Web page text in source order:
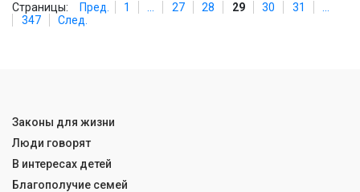
Страницы: Пред. 1 27 28 29 30 31
347
След.
Законы для жизни
Люди говорят
В интересах детей
Благополучие семей